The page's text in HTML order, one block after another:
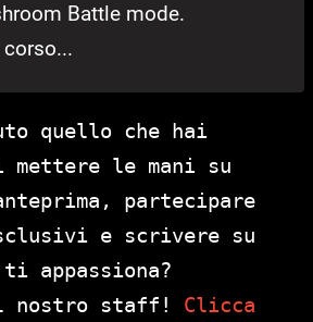
Battle mode.
quello che hai
mettere le mani su
partecipare
e scrivere su
appassiona?
nostro staff! Clicca